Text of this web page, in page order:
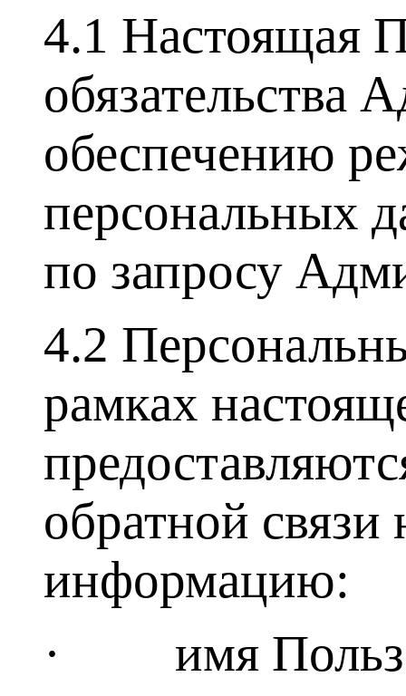
4.1 Настоящая
обязательства
обеспечению
персональных
по запросу
4.2
рамках
обратной
информацию:
· имя